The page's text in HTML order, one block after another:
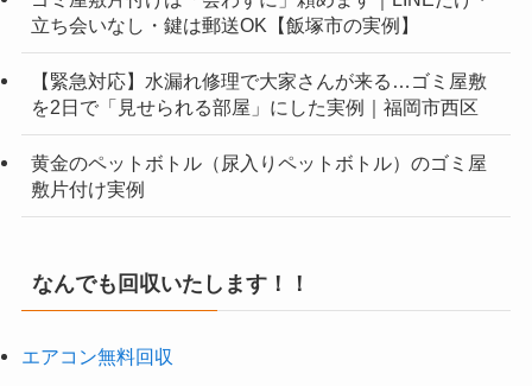
立ち会いなし・鍵は郵送OK【飯塚市の実例】
【緊急対応】水漏れ修理で大家さんが来る…ゴミ屋敷
を2日で「見せられる部屋」にした実例｜福岡市西区
黄金のペットボトル（尿入りペットボトル）のゴミ屋
敷片付け実例
なんでも回収いたします！！
エアコン無料回収